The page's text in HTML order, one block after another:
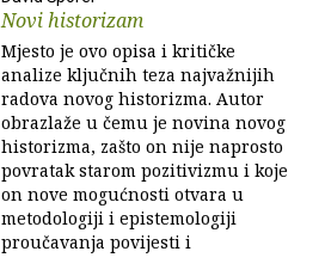
Novi historizam
Mjesto je ovo opisa i kritičke
analize ključnih teza najvažnijih
radova novog historizma. Autor
obrazlaže u čemu je novina novog
historizma, zašto on nije naprosto
povratak starom pozitivizmu i koje
on nove mogućnosti otvara u
metodologiji i epistemologiji
proučavanja povijesti i